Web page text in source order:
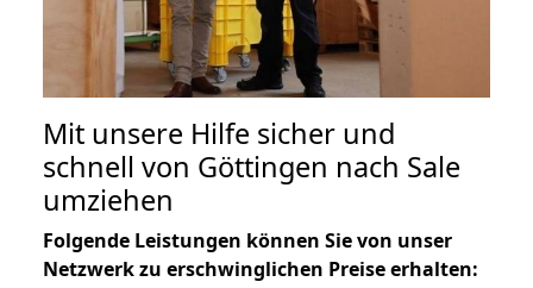
Mit unsere Hilfe sicher und
schnell von Göttingen nach Sale
umziehen
Folgende Leistungen können Sie von unser
Netzwerk zu erschwinglichen Preise erhalten: